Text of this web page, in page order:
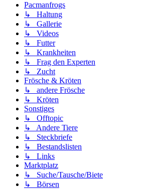
Pacmanfrogs
↳ Haltung
↳ Gallerie
↳ Videos
↳ Futter
↳ Krankheiten
↳ Frag den Experten
↳ Zucht
Frösche & Kröten
↳ andere Frösche
↳ Kröten
Sonstiges
↳ Offtopic
↳ Andere Tiere
↳ Steckbriefe
↳ Bestandslisten
↳ Links
Marktplatz
↳ Suche/Tausche/Biete
↳ Börsen